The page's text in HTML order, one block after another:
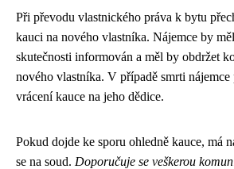
Při převodu vlastnického práva k bytu
kauci na nového vlastníka. Nájemce by
skutečnosti informován a měl by obdržet
nového vlastníka. V případě smrti nájemce
vrácení kauce na jeho dědice.
Pokud dojde ke sporu ohledně kauce, má
se na soud. Doporučuje se veškerou